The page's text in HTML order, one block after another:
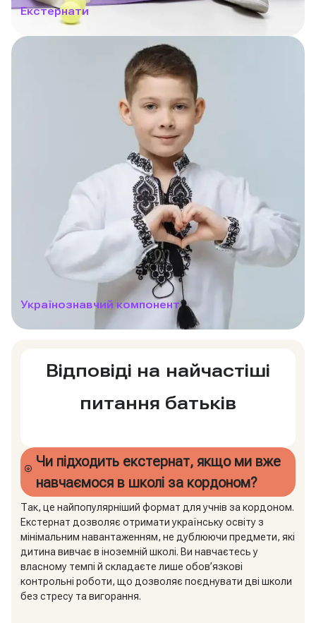
Екстернати
Українознавчий компонент
Відповіді на найчастіші
питання батьків
Чи підходить екстернат, якщо ми вже
навчаємося в школі за кордоном?
Так, це найпопулярніший формат для учнів за кордоном.
Екстернат дозволяє отримати українську освіту з
мінімальним навантаженням, не дублюючи предмети, які
дитина вивчає в іноземній школі. Ви навчаєтесь у
власному темпі й складаєте лише обов’язкові
контрольні роботи, що дозволяє поєднувати дві школи
без стресу та вигорання.